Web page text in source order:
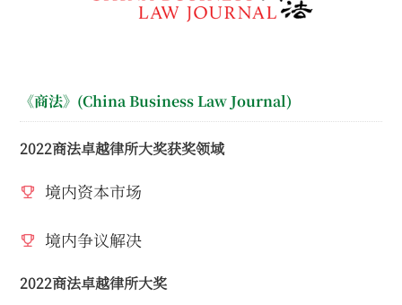
《商法》(China Business Law Journal)
2022商法卓越律所大奖获奖领域
境内资本市场
境内争议解决
2022商法卓越律所大奖